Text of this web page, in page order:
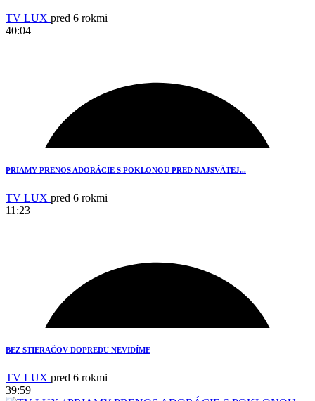
TV LUX pred 6 rokmi
40:04
1
PRIAMY PRENOS ADORÁCIE S POKLONOU PRED NAJSVÄTEJ...
TV LUX pred 6 rokmi
11:23
BEZ STIERAČOV DOPREDU NEVIDÍME
TV LUX pred 6 rokmi
39:59